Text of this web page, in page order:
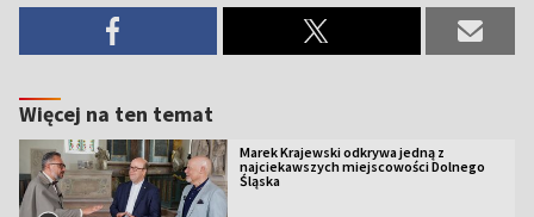
Więcej na ten temat
Marek Krajewski odkrywa jedną z
najciekawszych miejscowości Dolnego
Śląska